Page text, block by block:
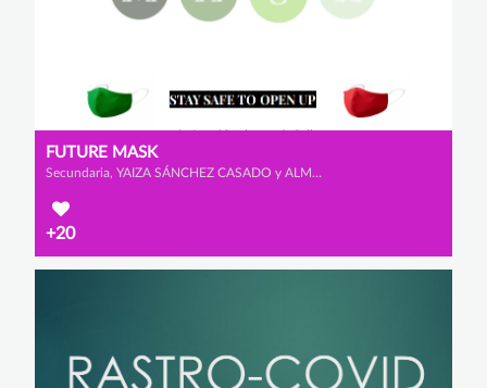
FUTURE MASK
Secundaria, YAIZA SÁNCHEZ CASADO y ALMA CASTAÑO SALGUERO
+20